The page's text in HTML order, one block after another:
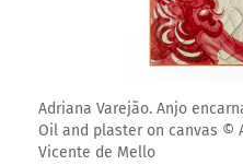
Adriana Varejão. Anjo
Oil and plaster on canvas ©
Vicente de Mello